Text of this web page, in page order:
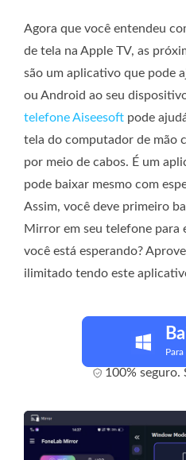
Agora que você entendeu
de tela na Apple TV, as
são um aplicativo que pode
ou Android ao seu
telefone Aiseesoft pode
tela do computador de mão
por meio de cabos. É um
pode baixar mesmo com
Assim, você deve primeiro
Mirror em seu telefone para
você está esperando?
ilimitado tendo este
100% seguro.